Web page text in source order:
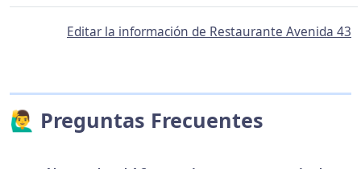
Editar la información de Restaurante Avenida 43
🙋‍♂️ Preguntas Frecuentes